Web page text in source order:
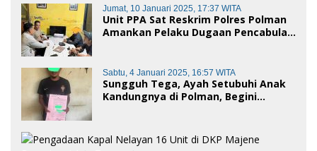
Awal Tahun 2025
Jumat, 10 Januari 2025, 17:37 WITA
Unit PPA Sat Reskrim Polres Polman
Amankan Pelaku Dugaan Pencabulan
Sabtu, 4 Januari 2025, 16:57 WITA
Sungguh Tega, Ayah Setubuhi Anak
Kandungnya di Polman, Begini